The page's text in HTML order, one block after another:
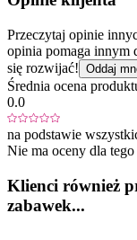
Przeczytaj opinie
opinia pomaga innym
się rozwijać! Oddaj
Średnia ocena
0.0
na podstawie
Nie ma oceny dla
Klienci również
zabawek...